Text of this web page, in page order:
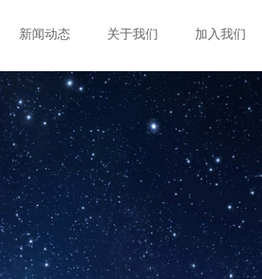
新闻动态 关于我们 加入我们